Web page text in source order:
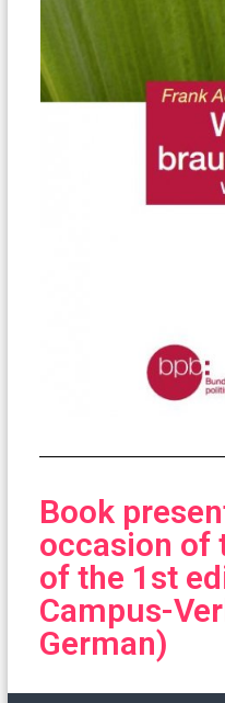
Book
occasion of
of the 1st
Campus-
German)